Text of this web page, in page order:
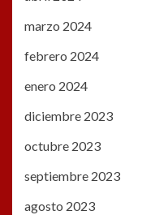
marzo 2024
febrero 2024
enero 2024
diciembre 2023
octubre 2023
septiembre 2023
agosto 2023